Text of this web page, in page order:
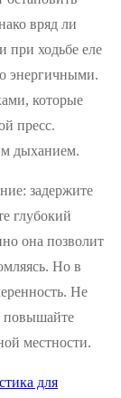
вряд ли
при ходьбе еле
энергичными.
которые
пресс.
дыханием.
задержите
глубокий
она позволит
Но в
Не
повышайте
местности.
для